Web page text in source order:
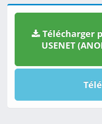
Télécharger
USENET